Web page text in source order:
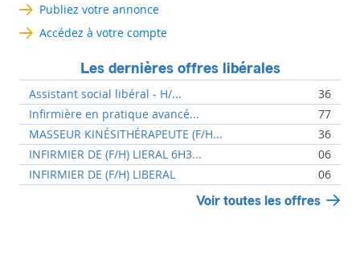
Publiez votre annonce
Accédez à votre compte
Les dernières offres libérales
Assistant social libéral - H/...
36
Infirmière en pratique avancé...
77
MASSEUR KINÉSITHÉRAPEUTE (F/H...
36
INFIRMIER DE (F/H) LIERAL 6H3...
06
INFIRMIER DE (F/H) LIBERAL
06
Voir toutes les offres